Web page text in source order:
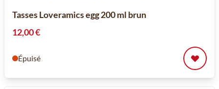
Tasses Loveramics egg 200 ml brun
12,00 €
Épuisé